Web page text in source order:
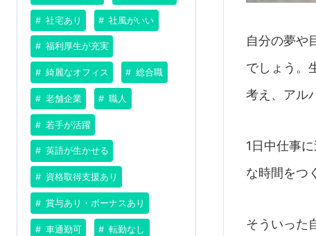
社宅あり 社風がいい
福利厚生が充実
綺麗なオフィス 総合職
老舗企業 職人
若手が活躍
英語が生かせる
資格取得支援あり
賞与あり・ボーナスあり
車通勤可 転勤なし
自分の夢や
でしょう。
考え、アル
1日中仕事
な時間をつ
そういった